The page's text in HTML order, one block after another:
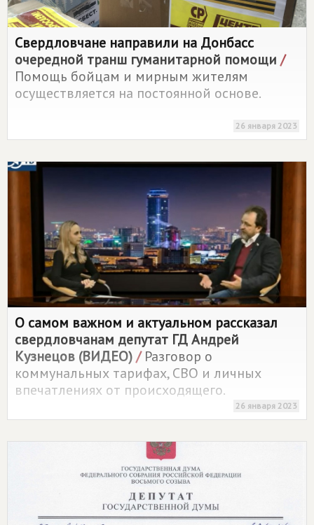
Свердловчане направили на Донбасс
очередной транш гуманитарной помощи /
Помощь бойцам и мирным жителям
осуществляется на постоянной основе.
26 января 2023
О самом важном и актуальном рассказал
свердловчанам депутат ГД Андрей
Кузнецов (ВИДЕО)/Разговор о
коммунальных тарифах, СВО и личных
впечатлениях от происходящего.
26 января 2023